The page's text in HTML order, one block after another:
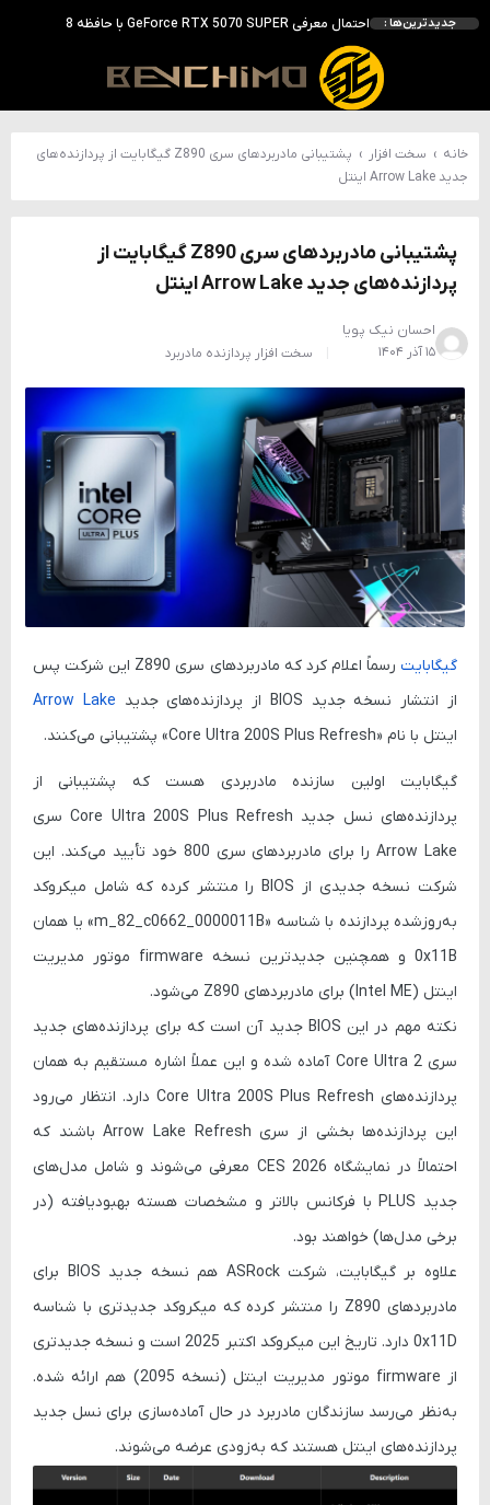
جدیدترین‌ها :
احتمال معرفی GeForce RTX 5070 SUPER با حافظه 18 گیگابایتی؛ ارتقای محسوس نسبت به مدل استاندارد
انویدیا DLSS 5 را با سه مدل هوش مصنوعی معرفی کرد؛ انتقادهای اولیه نتیجه داد
انویدیا پردازنده 88 هسته‌ای Vera را معرفی کرد؛ CPU اختصاصی برای نسل بعدی هوش مصنوعی
بالاخره سنسور Hotspot کارت‌های RTX 50 ظاهر شد؛ HWMonitor 1.65 تنها نماینده نمایش نیست
خانه › سخت افزار ›
پشتیبانی مادربردهای سری Z890 گیگابایت از پردازنده‌های
جدید Arrow Lake اینتل
پشتیبانی مادربردهای سری Z890 گیگابایت از
پردازنده‌های جدید Arrow Lake اینتل
احسان نیک پویا
۱۵ آذر ۱۴۰۴
سخت افزار پردازنده مادربرد
گیگابایت
رسماً اعلام کرد که مادربردهای سری Z890 این شرکت پس
از انتشار نسخه جدید BIOS از پردازنده‌های جدید
Arrow Lake
اینتل با نام «Core Ultra 200S Plus Refresh» پشتیبانی می‌کنند.
گیگابایت اولین سازنده مادربردی هست که پشتیبانی از
پردازنده‌های نسل جدید Core Ultra 200S Plus Refresh سری
Arrow Lake را برای مادربردهای سری 800 خود تأیید می‌کند. این
شرکت نسخه جدیدی از BIOS را منتشر کرده که شامل میکروکد
به‌روز‌شده پردازنده با شناسه «m_82_c0662_0000011B» یا همان
0x11B و همچنین جدیدترین نسخه firmware موتور مدیریت
اینتل (Intel ME) برای مادربردهای Z890 می‌شود.
نکته مهم در این BIOS جدید آن است که برای پردازنده‌های جدید
سری Core Ultra 2 آماده شده و این عملاً اشاره مستقیم به همان
پردازنده‌های Core Ultra 200S Plus Refresh دارد. انتظار می‌رود
این پردازنده‌ها بخشی از سری Arrow Lake Refresh باشند که
احتمالاً در نمایشگاه CES 2026 معرفی می‌شوند و شامل مدل‌های
جدید PLUS با فرکانس بالاتر و مشخصات هسته بهبود‌یافته (در
برخی مدل‌ها) خواهند بود.
علاوه بر گیگابایت، شرکت ASRock هم نسخه جدید BIOS برای
مادربردهای Z890 را منتشر کرده که میکروکد جدیدتری با شناسه
0x11D دارد. تاریخ این میکروکد اکتبر 2025 است و نسخه جدیدتری
از firmware موتور مدیریت اینتل (نسخه 2095) هم ارائه شده.
به‌نظر می‌رسد سازندگان مادربرد در حال آماده‌سازی برای نسل جدید
پردازنده‌های اینتل هستند که به‌زودی عرضه می‌شوند.